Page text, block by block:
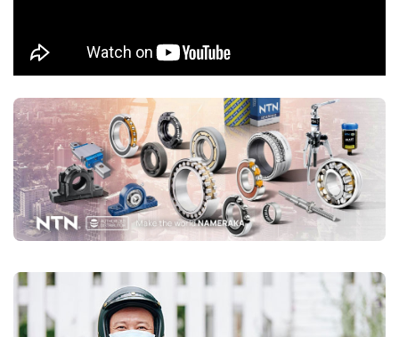
Trên thị trường vòng bi bạc đạn NTN bị làm giả rất nhiều, để lựa
chọn mua đúng vòng bi NTN chính hãng Bạn nên lựa chọnĐại lý uỷ
(vongbiNTN.com) là
Đại lý uỷ quyền vòng bi NTN chính hãng
tại Việt Nam. Liên hệ ngay với chúng tôi nếu Bạn cần tư vấn loại
vòng bi NTN phù hợp với ứng dụng của mình.